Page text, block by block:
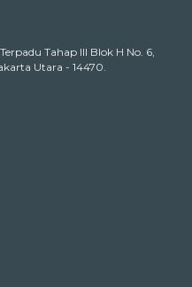
Tahap III Blok H No. 6,
Utara - 14470.